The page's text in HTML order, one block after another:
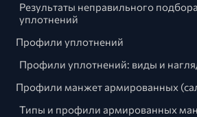
Результаты неправильного
уплотнений
Профили уплотнений
Профили уплотнений: виды и
Профили манжет армированных
Типы и профили армированных